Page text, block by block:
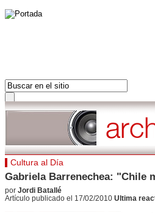
PORTADA
ORIENTE MEDIO
ÁFRICA
ASIA PACÍFICO
LAS ULTIMAS 24H
LOS MAS LEIDOS
DOSSIERS
Hot tags
Cerrar
Américas
Hot tags
Cerrar
Cultura al Día
Gabriela Barrenechea: "Chile
por Jordi Batallé
Artículo publicado el 17/02/2010 Ultima